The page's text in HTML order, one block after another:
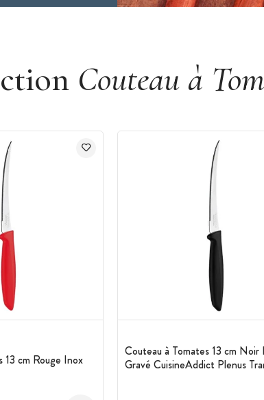
Couteau à
13 cm Rouge Inox
Couteau à Tomates 13 cm Noir
Gravé CuisineAddict Plenus